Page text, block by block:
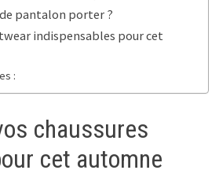
pantalon porter ?
indispensables pour cet
:
chaussures
cet automne